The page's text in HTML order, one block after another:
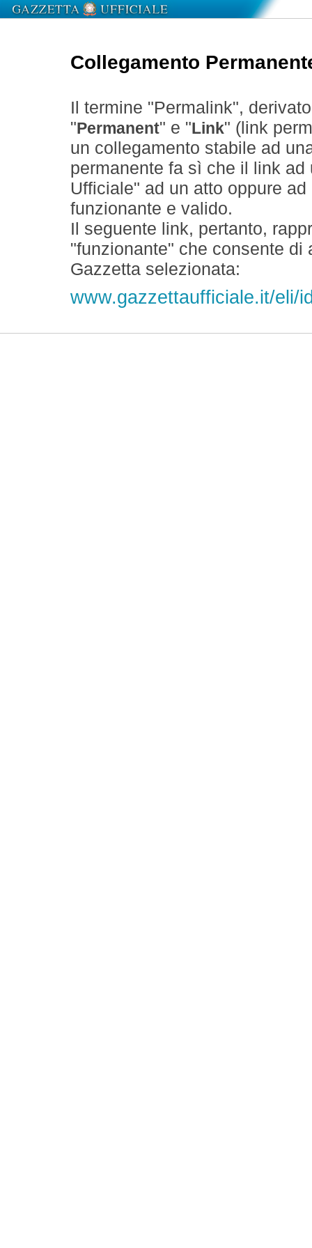
Collegamento
Il termine "Permalink",
" Permanent" e " Link" (link
un collegamento stabile ad
permanente fa sì che il link
Ufficiale" ad un atto oppure
funzionante e valido.
Il seguente link, pertanto,
"funzionante" che consente
Gazzetta selezionata:
www.gazzettaufficiale.it/eli/